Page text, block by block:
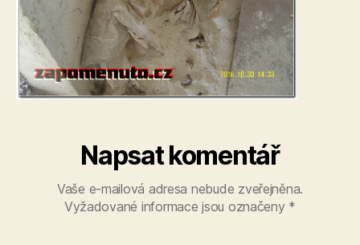
Napsat komentář
Vaše e-mailová adresa nebude zveřejněna.
Vyžadované informace jsou označeny *